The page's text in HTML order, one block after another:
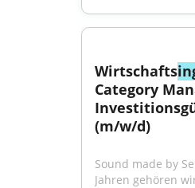
Wirtschafts
Category
(m/w/d)
Sound made by
Jahren gehören